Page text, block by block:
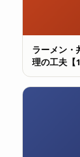
ラーメン・
理の工夫【